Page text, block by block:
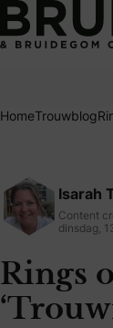
HomeTrouwblog
Isarah
Content
dinsdag,
Rings